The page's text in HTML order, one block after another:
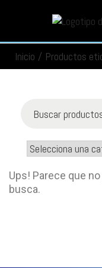
Inicio / Productos
Ups! Parece que
busca.